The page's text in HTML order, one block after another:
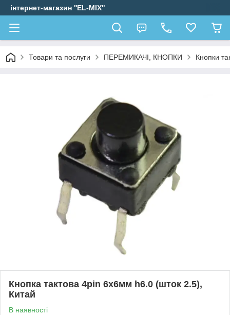
інтернет-магазин ''EL-MIX"
Товари та послуги ПЕРЕМИКАЧІ, КНОПКИ Кнопки
Кнопка тактова 4pin 6x6мм h6.0 (шток 2.5),
Китай
В наявності